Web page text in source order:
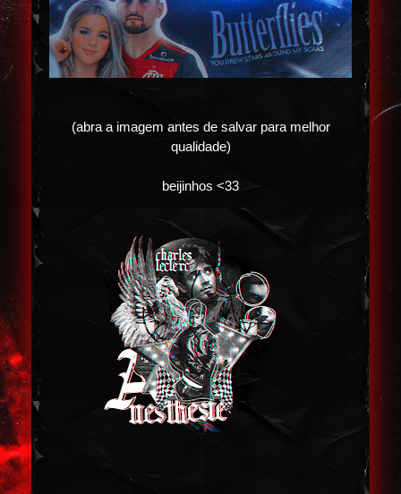
(abra a imagem antes de salvar para melhor
qualidade)
beijinhos <33